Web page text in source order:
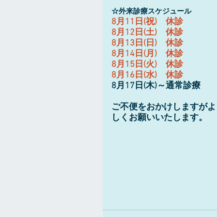
☆外来診療スケジュール
8月11日(祝)　休診
8月12日(土)　休診
8月13日(日)　休診
8月14日(月)　休診
8月15日(火)　休診
8月16日(水)　休診
8月17日(木)～通常診療
ご不便をおかけしますが
しくお願いいたします。